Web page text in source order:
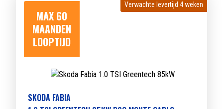
MAX 60
MAANDEN
LOOPTIJD
Verwachte levertijd 4 weken
Verwachte levertijd 4 weken
SKODA FABIA